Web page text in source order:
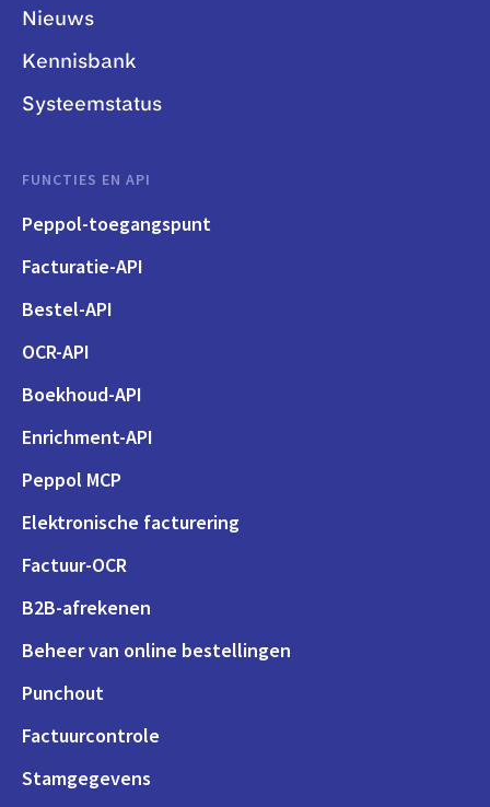
Nieuws
Kennisbank
Systeemstatus
FUNCTIES EN API
Peppol-toegangspunt
Facturatie-API
Bestel-API
OCR-API
Boekhoud-API
Enrichment-API
Peppol MCP
Elektronische facturering
Factuur-OCR
B2B-afrekenen
Beheer van online bestellingen
Punchout
Factuurcontrole
Stamgegevens